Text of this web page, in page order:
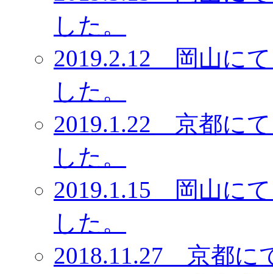
した。
2019.2.12 岡山に
した。
2019.1.22 京都に
した。
2019.1.15 岡山に
した。
2018.11.27 京都に